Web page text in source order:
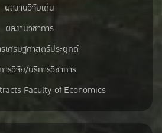
ผลงานวิจัยเด่น
ผลงานวิชาการ
เศรษฐศาสตร์ประยุกต์
ารวิจัย/บริการวิชาการ
Faculty of Economics